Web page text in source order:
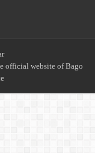
official website of Bago